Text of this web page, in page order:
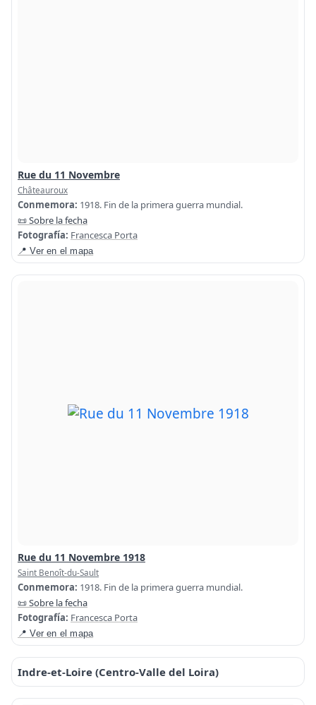
Rue du 11 Novembre
Châteauroux
Conmemora: 1918. Fin de la primera guerra mundial.
📜 Sobre la fecha
Fotografía: Francesca Porta
📍 Ver en el mapa
Rue du 11 Novembre 1918
Saint Benoît-du-Sault
Conmemora: 1918. Fin de la primera guerra mundial.
📜 Sobre la fecha
Fotografía: Francesca Porta
📍 Ver en el mapa
Indre-et-Loire (Centro-Valle del Loira)